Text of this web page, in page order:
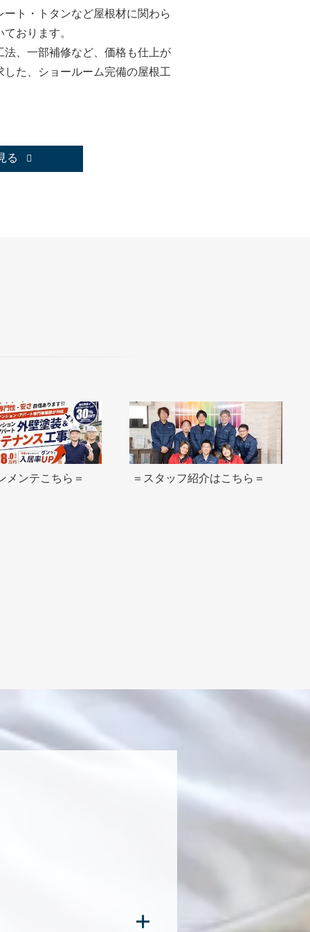
ト・トタンなど屋根材に関わら
おります。
、一部補修など、価格も仕上が
た、ショールーム完備の屋根工
る
メンテこちら＝ ＝スタッフ紹介はこちら＝